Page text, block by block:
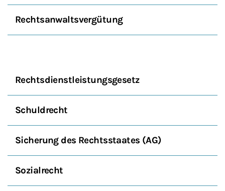
Rechtsanwaltsvergütung
Rechtsdienstleistungsgesetz
Schuldrecht
Sicherung des Rechtsstaates (AG)
Sozialrecht